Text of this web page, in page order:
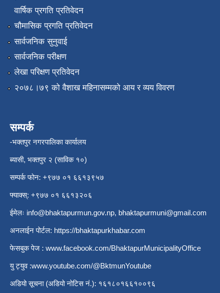
वार्षिक प्रगति प्रतिवेदन
चौमासिक प्रगति प्रतिवेदन
सार्वजनिक सुनुवाई
सार्वजनिक परीक्षण
लेखा परिक्षण प्रतिवेदन
२०७८।७९ को वैशाख महिनासम्मको आय र व्यय विवरण
सम्पर्क
-भक्तपुर नगरपालिका कार्यालय
ब्यासी, भक्तपुर २ (साविक १०)
सम्पर्क फोन: +९७७ ०१ ६६१३९५७
फ्याक्स्: +९७७ ०१ ६६१३२०६
ईमेलः info@bhaktapurmun.gov.np, bhaktapurmuni@gmail.com
अनलाईन पोर्टल: https://bhaktapurkhabar.com
फेसबुक पेज : www.facebook.com/BhaktapurMunicipalityOffice
यु ट्युव :www.youtube.com/@BktmunYoutube
अडियो सूचना (अडियो नोटिस नं.): १६१८०१६६१००९६